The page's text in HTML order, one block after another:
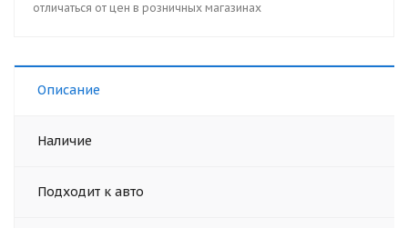
отличаться от цен в розничных магазинах
Описание
Наличие
Подходит к авто